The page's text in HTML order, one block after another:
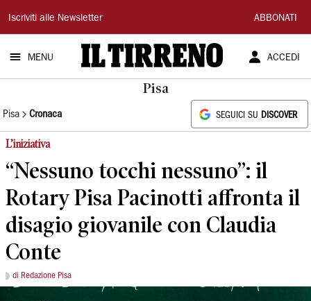
Il
Tirreno
Iscriviti alle Newsletter ABBONATI
MENU ACCEDI
Pisa
Pisa Cronaca SEGUICI SU DISCOVER
L’iniziativa
“Nessuno tocchi nessuno”: il
Rotary Pisa Pacinotti affronta il
disagio giovanile con Claudia
Conte
di Redazione Pisa